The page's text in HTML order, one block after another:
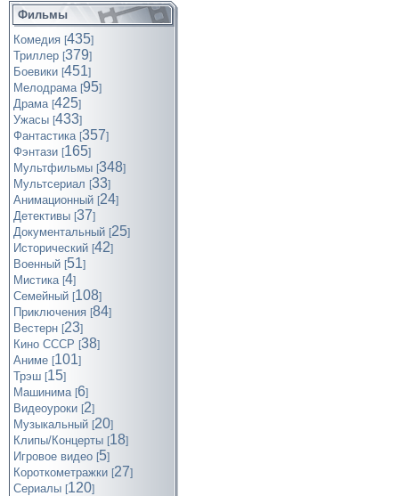
Фильмы
Комедия [435]
Триллер [379]
Боевики [451]
Мелодрама [95]
Драма [425]
Ужасы [433]
Фантастика [357]
Фэнтази [165]
Мультфильмы [348]
Мультсериал [33]
Анимационный [24]
Детективы [37]
Документальный [25]
Исторический [42]
Военный [51]
Мистика [4]
Семейный [108]
Приключения [84]
Вестерн [23]
Кино СССР [38]
Аниме [101]
Трэш [15]
Машинима [6]
Видеоуроки [2]
Музыкальный [20]
Клипы/Концерты [18]
Игровое видео [5]
Короткометражки [27]
Cериалы [120]